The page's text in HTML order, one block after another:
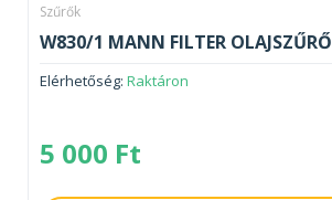
Szűrők
W830/1 MANN FILTER OLAJSZŰRŐ
Elérhetőség: Raktáron
5 000 Ft